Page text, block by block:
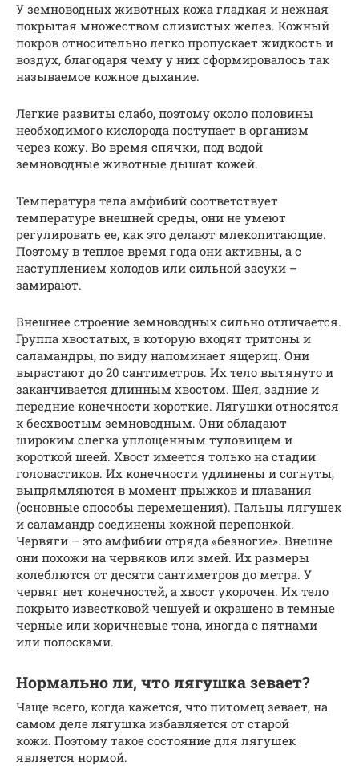
У земноводных животных кожа гладкая и нежная
покрытая множеством слизистых желез. Кожный
покров относительно легко пропускает жидкость и
воздух, благодаря чему у них сформировалось так
называемое кожное дыхание.
Легкие развиты слабо, поэтому около половины
необходимого кислорода поступает в организм
через кожу. Во время спячки, под водой
земноводные животные дышат кожей.
Температура тела амфибий соответствует
температуре внешней среды, они не умеют
регулировать ее, как это делают млекопитающие.
Поэтому в теплое время года они активны, а с
наступлением холодов или сильной засухи –
замирают.
Внешнее строение земноводных сильно отличается.
Группа хвостатых, в которую входят тритоны и
саламандры, по виду напоминает ящериц. Они
вырастают до 20 сантиметров. Их тело вытянуто и
заканчивается длинным хвостом. Шея, задние и
передние конечности короткие. Лягушки относятся
к бесхвостым земноводным. Они обладают
широким слегка уплощенным туловищем и
короткой шеей. Хвост имеется только на стадии
головастиков. Их конечности удлинены и согнуты,
выпрямляются в момент прыжков и плавания
(основные способы перемещения). Пальцы лягушек
и саламандр соединены кожной перепонкой.
Червяги – это амфибии отряда «безногие». Внешне
они похожи на червяков или змей. Их размеры
колеблются от десяти сантиметров до метра. У
червяг нет конечностей, а хвост укорочен. Их тело
покрыто известковой чешуей и окрашено в темные
черные или коричневые тона, иногда с пятнами
или полосками.
Нормально ли, что лягушка зевает?
Чаще всего, когда кажется, что питомец зевает, на
самом деле лягушка избавляется от старой
кожи. Поэтому такое состояние для лягушек
является нормой.